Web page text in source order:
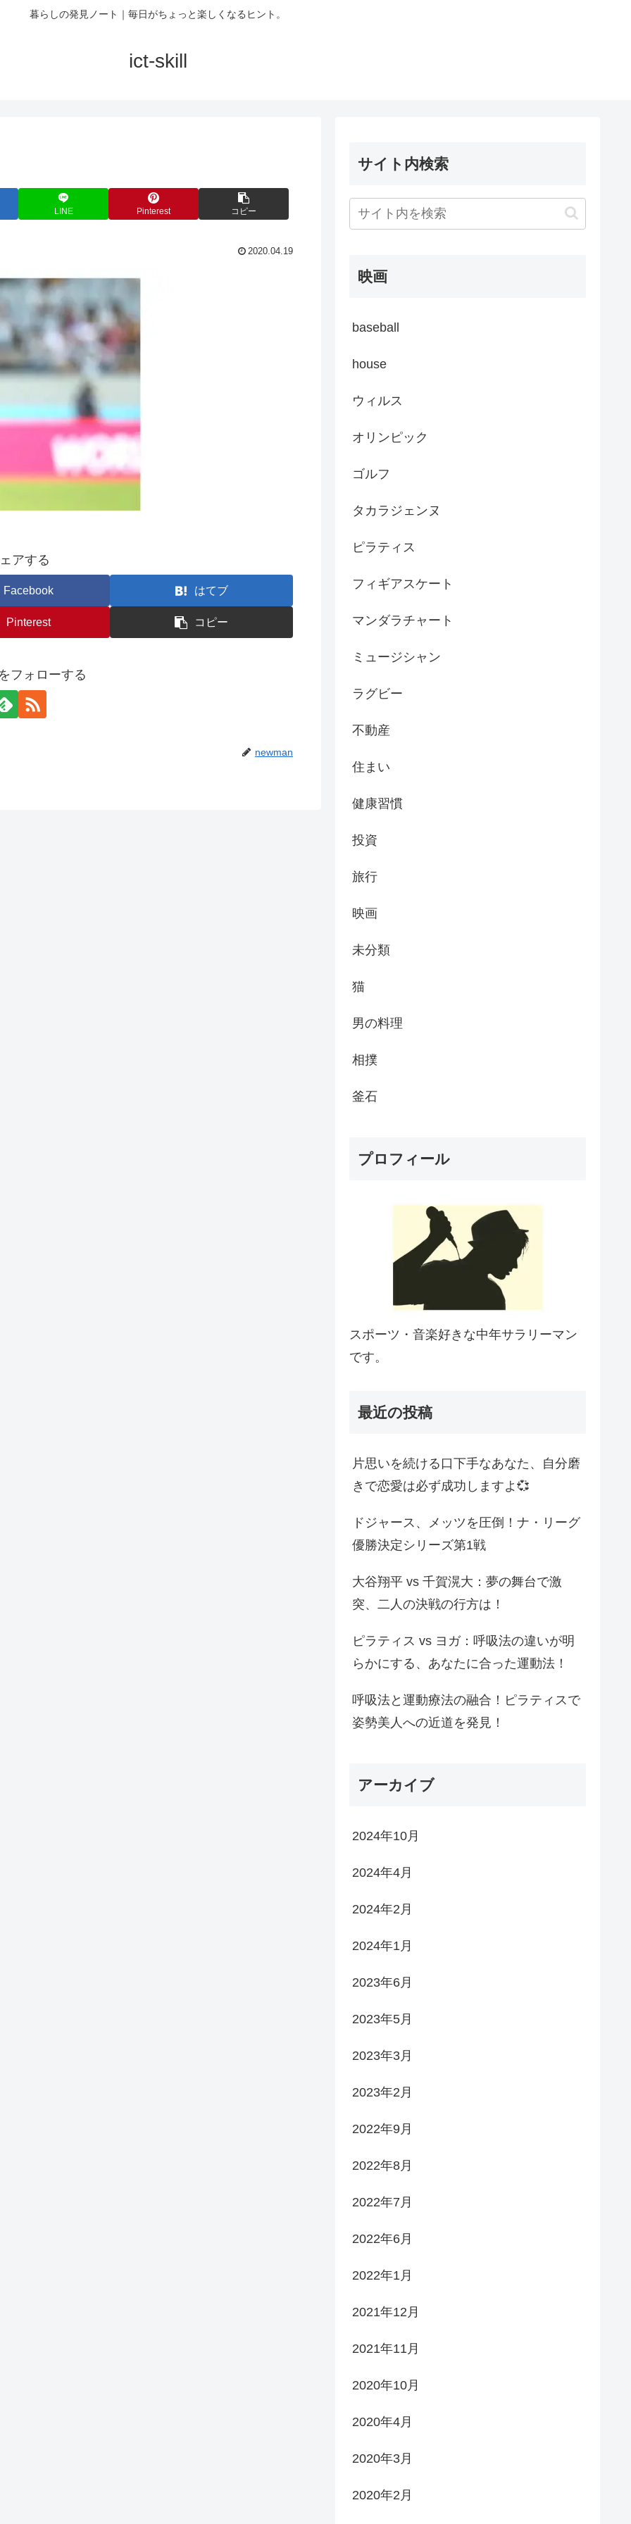
暮らしの発見ノート｜毎日がちょっと楽しくなるヒント。
ict-skill
LINE Pinterest コピー
2020.04.19
アする
Facebook はてブ
Pinterest コピー
フォローする
newman
サイト内検索
映画
baseball
house
ウィルス
オリンピック
ゴルフ
タカラジェンヌ
ピラティス
フィギアスケート
マンダラチャート
ミュージシャン
ラグビー
不動産
住まい
健康習慣
投資
旅行
映画
未分類
猫
男の料理
相撲
釜石
プロフィール
スポーツ・音楽好きな中年サラリーマン
です。
最近の投稿
片思いを続ける口下手なあなた、自分磨
きで恋愛は必ず成功しますよ💞
ドジャース、メッツを圧倒！ナ・リーグ
優勝決定シリーズ第1戦
大谷翔平 vs 千賀滉大：夢の舞台で激
突、二人の決戦の行方は！
ピラティス vs ヨガ：呼吸法の違いが明
らかにする、あなたに合った運動法！
呼吸法と運動療法の融合！ピラティスで
姿勢美人への近道を発見！
アーカイブ
2024年10月
2024年4月
2024年2月
2024年1月
2023年6月
2023年5月
2023年3月
2023年2月
2022年9月
2022年8月
2022年7月
2022年6月
2022年1月
2021年12月
2021年11月
2020年10月
2020年4月
2020年3月
2020年2月